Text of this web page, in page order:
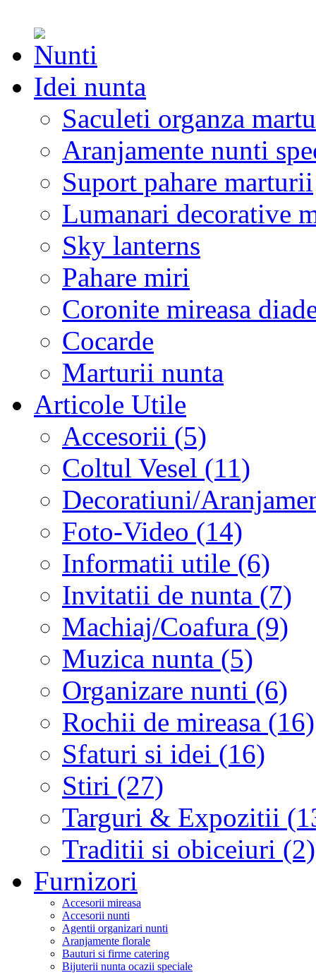
Idei nunta
Saculeti organza
Aranjamente nunti
Suport pahare marturii
Lumanari decorative
Sky lanterns
Pahare miri
Coronite mireasa
Cocarde
Marturii nunta
Articole Utile
Accesorii (5)
Coltul Vesel (11)
Decoratiuni/
Foto-Video (14)
Informatii utile (6)
Invitatii de nunta (7)
Machiaj/Coafura (9)
Muzica nunta (5)
Organizare nunti (6)
Rochii de mireasa (16)
Sfaturi si idei (16)
Stiri (27)
Targuri & Expozitii
Traditii si obiceiuri (2)
Furnizori
Accesorii mireasa
Accesorii nunti
Agentii organizari nunti
Aranjamente florale
Bauturi si firme catering
Bijuterii nunta ocazii speciale